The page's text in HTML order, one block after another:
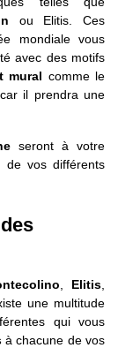
ou Elitis. Ces
mondiale vous
avec des motifs
mural comme le
il prendra une
seront à votre
de vos différents
Elitis
une multitude
qui vous
à chacune de vos